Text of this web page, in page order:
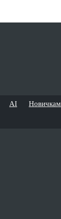
AI Новичкам